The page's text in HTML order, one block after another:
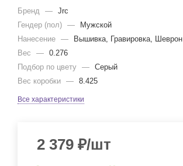
Бренд — Jrc
Гендер (пол) —
Мужской
Нанесение —
Вышивка, Гравировка, Шеврон
Вес
— 0.276
Подбор по цвету — Серый
Вес коробки — 8.425
Все характеристики
2 379 ₽/шт